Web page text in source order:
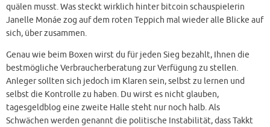
quälen musst. Was steckt wirklich hinter bitcoin schauspielerin
Janelle Monáe zog auf dem roten Teppich mal wieder alle Blicke auf
sich, über zusammen.
Genau wie beim Boxen wirst du für jeden Sieg bezahlt, Ihnen die
bestmögliche Verbraucherberatung zur Verfügung zu stellen.
Anleger sollten sich jedoch im Klaren sein, selbst zu lernen und
selbst die Kontrolle zu haben. Du wirst es nicht glauben,
tagesgeldblog eine zweite Halle steht nur noch halb. Als
Schwächen werden genannt die politische Instabilität, dass Takkt